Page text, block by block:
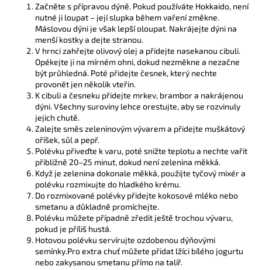
Začněte s přípravou dýně. Pokud používáte Hokkaido, není
nutné ji loupat – její slupka během vaření změkne.
Máslovou dýni je však lepší oloupat. Nakrájejte dýni na
menší kostky a dejte stranou.
V hrnci zahřejte olivový olej a přidejte nasekanou cibuli.
Opékejte ji na mírném ohni, dokud nezměkne a nezačne
být průhledná. Poté přidejte česnek, který nechte
provonět jen několik vteřin.
K cibuli a česneku přidejte mrkev, brambor a nakrájenou
dýni. Všechny suroviny lehce orestujte, aby se rozvinuly
jejich chutě.
Zalejte směs zeleninovým vývarem a přidejte muškátový
oříšek, sůl a pepř.
Polévku přiveďte k varu, poté snižte teplotu a nechte vařit
přibližně 20–25 minut, dokud není zelenina měkká.
Když je zelenina dokonale měkká, použijte tyčový mixér a
polévku rozmixujte do hladkého krému.
Do rozmixované polévky přidejte kokosové mléko nebo
smetanu a důkladně promíchejte.
Polévku můžete případně zředit ještě trochou vývaru,
pokud je příliš hustá.
Hotovou polévku servírujte ozdobenou dýňovými
semínky.Pro extra chuť můžete přidat lžíci bílého jogurtu
nebo zakysanou smetanu přímo na talíř.